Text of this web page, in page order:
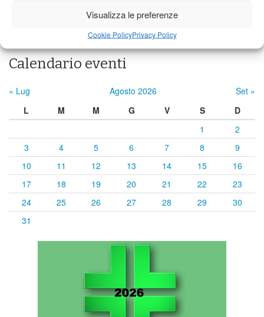
Visualizza le preferenze
Cookie PolicyPrivacy Policy
Previsioni a cura di:
Calendario eventi
« Lug Agosto 2026
Set »
L
M M G V S
D
1
2
3
4 5 6 7 8
9
10
11 12 13 14 15
16
17
18 19 20 21 22
23
24
25 26 27 28 29
30
31